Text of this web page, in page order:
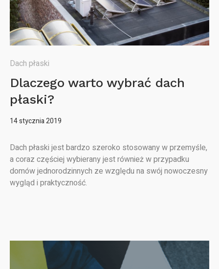
Dach płaski
Dlaczego warto wybrać dach
płaski?
14 stycznia 2019
Dach płaski jest bardzo szeroko stosowany w przemyśle,
a coraz częściej wybierany jest również w przypadku
domów jednorodzinnych ze względu na swój nowoczesny
wygląd i praktyczność.